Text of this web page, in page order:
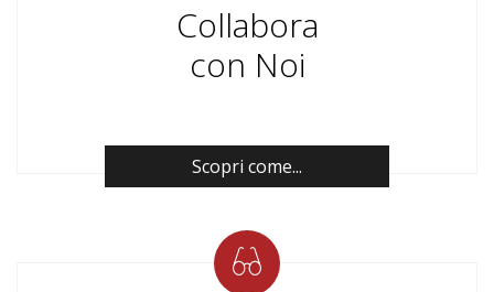
Collabora
con Noi
Scopri come...